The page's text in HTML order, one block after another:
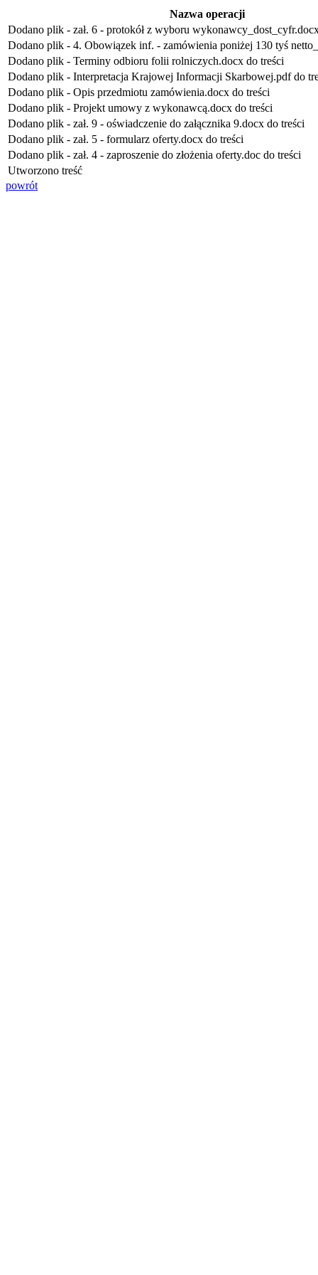
Nazwa operacji
Dodano plik - zał. 6 - protokół z wyboru
Dodano plik - 4. Obowiązek inf. - zamówienia poniżej 130 tyś
Dodano plik - Terminy odbioru folii rolniczych.docx do treści
Dodano plik - Interpretacja Krajowej Informacji Skarbowej.pdf do
Dodano plik - Opis przedmiotu zamówienia.docx do treści
Dodano plik - Projekt umowy z wykonawcą.docx do treści
Dodano plik - zał. 9 - oświadczenie do załącznika 9.docx do treści
Dodano plik - zał. 5 - formularz oferty.docx do treści
Dodano plik - zał. 4 - zaproszenie do złożenia oferty.doc do treści
Utworzono treść
powrót